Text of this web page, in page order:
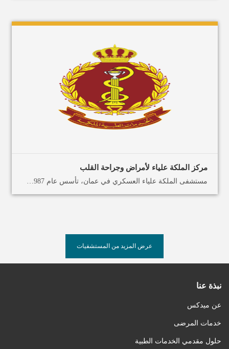
مركز الملكة علياء لأمراض وجراحة القلب
عرض المزيد من المستشفيات
نبذة عنا
عن ميدكس
خدمات المرضى
حلول مقدمي الخدمات الطبية